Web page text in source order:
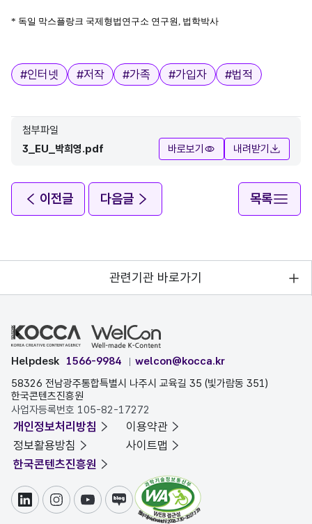
* 독일 막스플랑크 국제형법연구소 연구원, 법학박사
태그
#인터넷 #저작 #가족 #가입자 #법적
첨부파일
3_EU_박희영.pdf
바로보기 내려받기
이전글 다음글 목록
관련기관 바로가기
Helpdesk 1566-9984
welcon@kocca.kr
58326 전남광주통합특별시 나주시 교육길 35 (빛가람동 351)
한국콘텐츠진흥원
사업자등록번호 105-82-17272
개인정보처리방침
이용약관
정보활용방침
사이트맵
한국콘텐츠진흥원
링크드인인스타그램
유튜브블로그